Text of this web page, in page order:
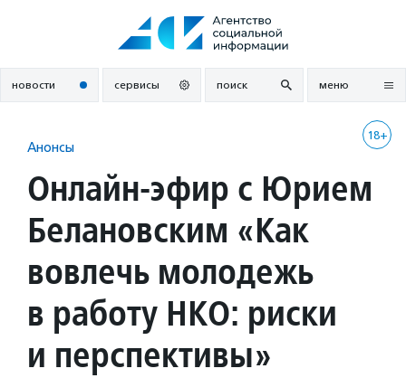
новости сервисы поиск меню
18+
Анонсы
Онлайн-эфир с Юрием
Белановским «Как
вовлечь молодежь
в работу НКО: риски
и перспективы»